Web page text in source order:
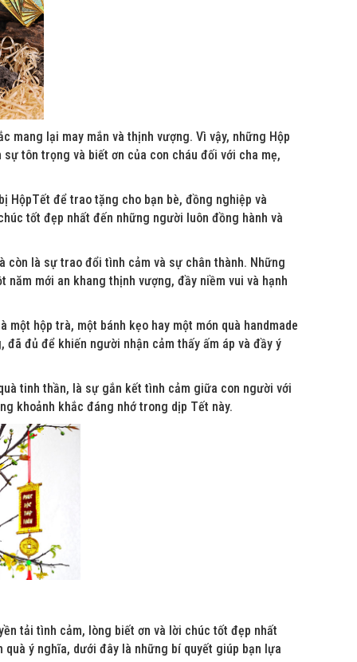
mang lại may mắn và thịnh vượng. Vì vậy, những Hộp
tôn trọng và biết ơn của con cháu đối với cha mẹ,
HộpTết để trao tặng cho bạn bè, đồng nghiệp và
tốt đẹp nhất đến những người luôn đồng hành và
còn là sự trao đổi tình cảm và sự chân thành. Những
mới an khang thịnh vượng, đầy niềm vui và hạnh
hộp trà, một bánh kẹo hay một món quà handmade
đủ để khiến người nhận cảm thấy ấm áp và đầy ý
tinh thần, là sự gắn kết tình cảm giữa con người với
khoảnh khắc đáng nhớ trong dịp Tết này.
tải tình cảm, lòng biết ơn và lời chúc tốt đẹp nhất
ý nghĩa, dưới đây là những bí quyết giúp bạn lựa